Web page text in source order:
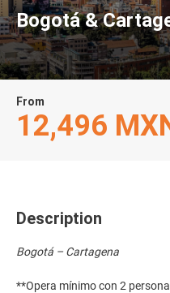
Bogotá &
From
12,496
Description
Bogotá – Cartagena
**Opera mínimo con 2